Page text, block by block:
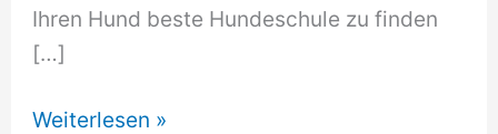
Ihren Hund beste Hundeschule zu finden
[…]
Hundeschule
Weiterlesen »